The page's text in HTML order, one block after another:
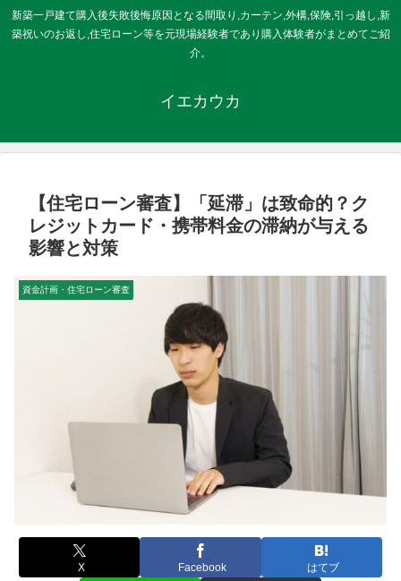
新築一戸建て購入後失敗後悔原因となる間取り,カーテン,外構,保険,引っ越し,新
築祝いのお返し,住宅ローン等を元現場経験者であり購入体験者がまとめてご紹
介。
イエカウカ
【住宅ローン審査】「延滞」は致命的？ク
レジットカード・携帯料金の滞納が与える
影響と対策
資金計画・住宅ローン審査
X Facebook はてブ